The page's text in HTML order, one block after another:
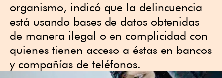
organismo, indicó que la delincuencia
está usando bases de datos obtenidas
de manera ilegal o en complicidad con
quienes tienen acceso a éstas en bancos
y compañías de teléfonos.